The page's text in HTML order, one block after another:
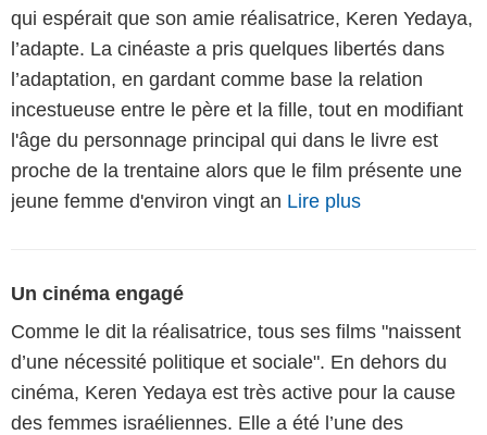
qui espérait que son amie réalisatrice, Keren Yedaya,
l’adapte. La cinéaste a pris quelques libertés dans
l’adaptation, en gardant comme base la relation
incestueuse entre le père et la fille, tout en modifiant
l'âge du personnage principal qui dans le livre est
proche de la trentaine alors que le film présente une
jeune femme d'environ vingt an Lire plus
Un cinéma engagé
Comme le dit la réalisatrice, tous ses films "naissent
d’une nécessité politique et sociale". En dehors du
cinéma, Keren Yedaya est très active pour la cause
des femmes israéliennes. Elle a été l’une des